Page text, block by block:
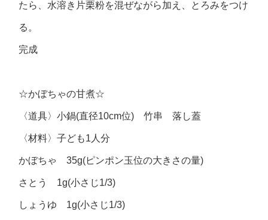
たら、水溶き片栗粉を混ぜながら加え、とろみをつけ
る。
完成
☆かぼちゃの甘煮☆
〈道具〉小鍋(直径10cm位) 竹串 落し蓋
〈材料〉子ども1人分
かぼちゃ 35g(ピンポン玉位の大きさの量)
さとう 1g(小さじ1/3)
しょうゆ 1g(小さじ1/3)